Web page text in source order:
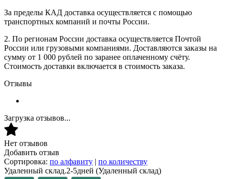
За пределы КАД доставка осуществляется с помощью
транспортных компаний и почты России.
2. По регионам России доставка осуществляется Почтой
России или грузовыми компаниями. Доставляются заказы на
сумму от 1 000 рублей по заранее оплаченному счёту.
Стоимость доставки включается в стоимость заказа.
Отзывы
Загрузка отзывов...
Нет отзывов
Добавить отзыв
Сортировка: по алфавиту | по количеству
Удаленный склад.2-5дней (Удаленный склад)